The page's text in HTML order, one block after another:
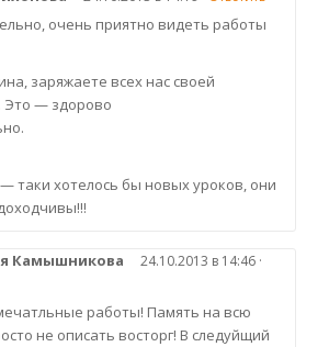
очень приятно видеть работы
заряжаете всех нас своей
Это — здорово
— таки хотелось бы новых уроков, они
Камышникова
24.10.2013 в 14:46 ·
работы! Память на всю
не описать восторг! В следуйщий